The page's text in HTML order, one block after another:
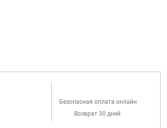
Безопасная оплата онлайн
Возврат 30 дней